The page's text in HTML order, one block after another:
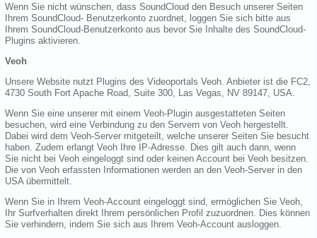
Wenn Sie nicht wünschen, dass SoundCloud den Besuch unserer Seiten
Ihrem SoundCloud- Benutzerkonto zuordnet, loggen Sie sich bitte aus
Ihrem SoundCloud-Benutzerkonto aus bevor Sie Inhalte des SoundCloud-
Plugins aktivieren.
Veoh
Unsere Website nutzt Plugins des Videoportals Veoh. Anbieter ist die FC2,
4730 South Fort Apache Road, Suite 300, Las Vegas, NV 89147, USA.
Wenn Sie eine unserer mit einem Veoh-Plugin ausgestatteten Seiten
besuchen, wird eine Verbindung zu den Servern von Veoh hergestellt.
Dabei wird dem Veoh-Server mitgeteilt, welche unserer Seiten Sie besucht
haben. Zudem erlangt Veoh Ihre IP-Adresse. Dies gilt auch dann, wenn
Sie nicht bei Veoh eingeloggt sind oder keinen Account bei Veoh besitzen.
Die von Veoh erfassten Informationen werden an den Veoh-Server in den
USA übermittelt.
Wenn Sie in Ihrem Veoh-Account eingeloggt sind, ermöglichen Sie Veoh,
Ihr Surfverhalten direkt Ihrem persönlichen Profil zuzuordnen. Dies können
Sie verhindern, indem Sie sich aus Ihrem Veoh-Account ausloggen.